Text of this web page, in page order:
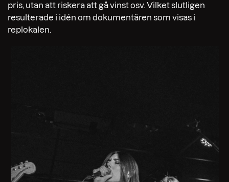
pris, utan att riskera att gå vinst osv. Vilket slutligen
resulterade i idén om dokumentären som visas i
replokalen.